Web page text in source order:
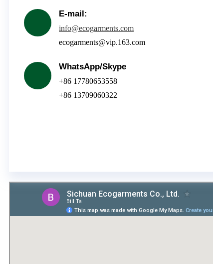
E-mail:
info@ecogarments.com
ecogarments@vip.163.com
WhatsApp/Skype
+86 17780653558
+86 13709060322